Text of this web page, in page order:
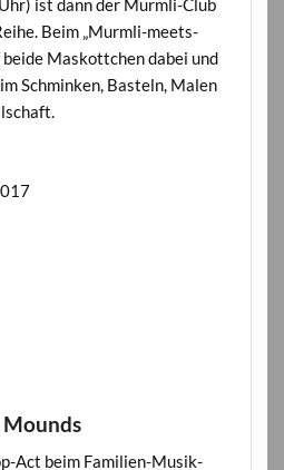
ist dann der Murmli-Club
Beim „Murmli-meets-
Maskottchen dabei und
Schminken, Basteln, Malen
Act beim Familien-Musik-